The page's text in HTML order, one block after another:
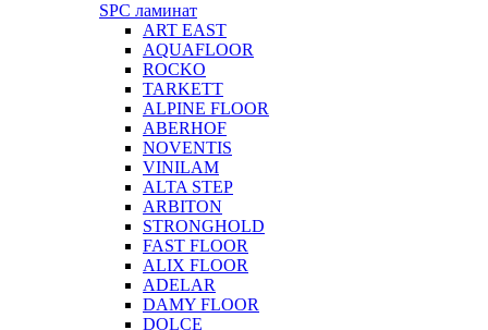
SPC ламинат
ART EAST
AQUAFLOOR
ROCKO
TARKETT
ALPINE FLOOR
ABERHOF
NOVENTIS
VINILAM
ALTA STEP
ARBITON
STRONGHOLD
FAST FLOOR
ALIX FLOOR
ADELAR
DAMY FLOOR
DOLCE